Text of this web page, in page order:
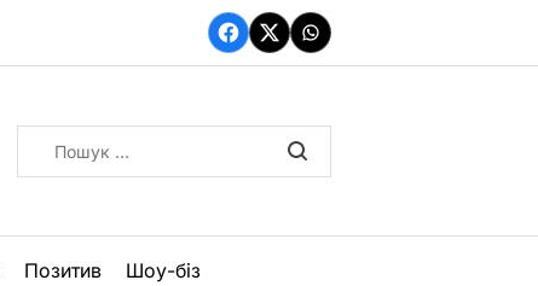
Facebook
TwitterWhatsApp
Позитив Шоу-біз